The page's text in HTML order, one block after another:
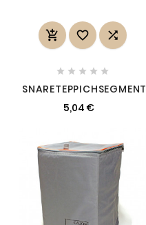
  
    
SNARETEPPICHSEGMENT
5,04 €